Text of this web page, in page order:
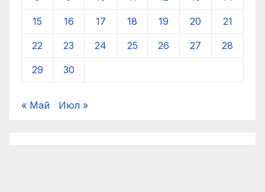
15 16 17 18 19 20 21
22 23 24 25 26 27 28
29 30
« Май Июл »